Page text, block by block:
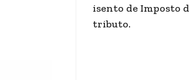
isento de Imposto
tributo.